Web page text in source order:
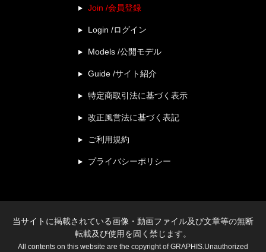
Join /会員登録
Login /ログイン
Models /公開モデル
Guide /サイト紹介
特定商取引法に基づく表示
改正風営法に基づく表記
ご利用規約
プライバシーポリシー
当サイトに掲載されている画像・動画ファイル及び文章等の無断
転載及び使用を固く禁じます。
All contents on this website are the copyright of GRAPHIS.Unauthorized